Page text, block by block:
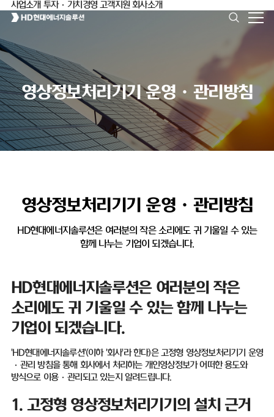
사업소개 투자·가치경영 고객지원 회사소개
영상정보처리기기 운영ㆍ관리방침
영상정보처리기기 운영ㆍ관리방침
HD현대에너지솔루션은 여러분의 작은 소리에도 귀 기울일 수 있는
함께 나누는 기업이 되겠습니다.
HD현대에너지솔루션은 여러분의 작은
소리에도 귀 기울일 수 있는 함께 나누는
기업이 되겠습니다.
'HD현대에너지솔루션'(이하'회사'라 한다)은 고정형 영상정보처리기기 운영
· 관리 방침을 통해 회사에서 처리하는 개인영상정보가 어떠한 용도와
방식으로 이용·관리되고 있는지 알려드립니다.
1. 고정형 영상정보처리기기의 설치 근거